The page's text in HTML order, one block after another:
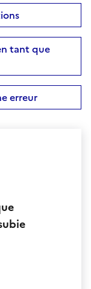
tant que
erreur